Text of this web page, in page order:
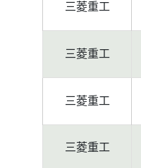
三菱重工
三菱重工
三菱重工
三菱重工